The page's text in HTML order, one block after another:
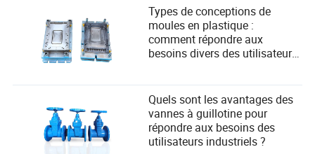
Types de conceptions de
moules en plastique :
comment répondre aux
besoins divers des utilisateurs
Quels sont les avantages des
vannes à guillotine pour
répondre aux besoins des
utilisateurs industriels ?